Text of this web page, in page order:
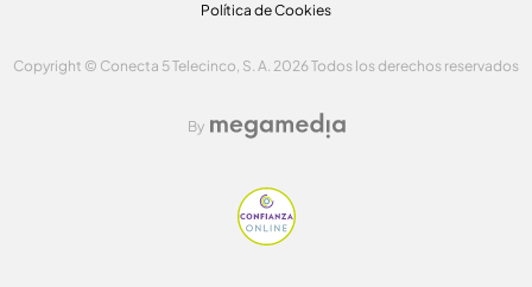
Política de Cookies
Copyright © Conecta 5 Telecinco, S. A. 2026 Todos los derechos reservados
By